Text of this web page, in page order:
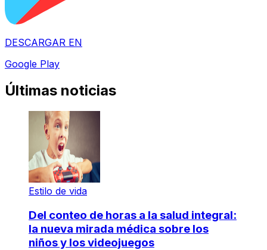
DESCARGAR EN
Google Play
Últimas noticias
Estilo de vida
Del conteo de horas a la salud integral:
la nueva mirada médica sobre los
niños y los videojuegos